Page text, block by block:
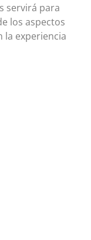
servirá para
los aspectos
la experiencia